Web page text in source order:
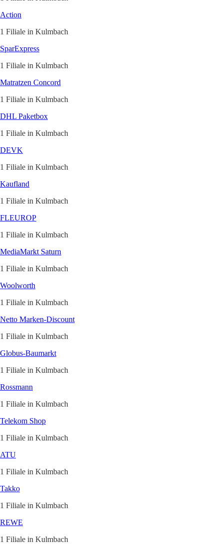
Action
1 Filiale in Kulmbach
SparExpress
1 Filiale in Kulmbach
Matratzen Concord
1 Filiale in Kulmbach
DHL Paketbox
1 Filiale in Kulmbach
DEVK
1 Filiale in Kulmbach
Kaufland
1 Filiale in Kulmbach
FLEUROP
1 Filiale in Kulmbach
MediaMarkt Saturn
1 Filiale in Kulmbach
Woolworth
1 Filiale in Kulmbach
Netto Marken-Discount
1 Filiale in Kulmbach
Globus-Baumarkt
1 Filiale in Kulmbach
Rossmann
1 Filiale in Kulmbach
Telekom Shop
1 Filiale in Kulmbach
ATU
1 Filiale in Kulmbach
Takko
1 Filiale in Kulmbach
REWE
1 Filiale in Kulmbach